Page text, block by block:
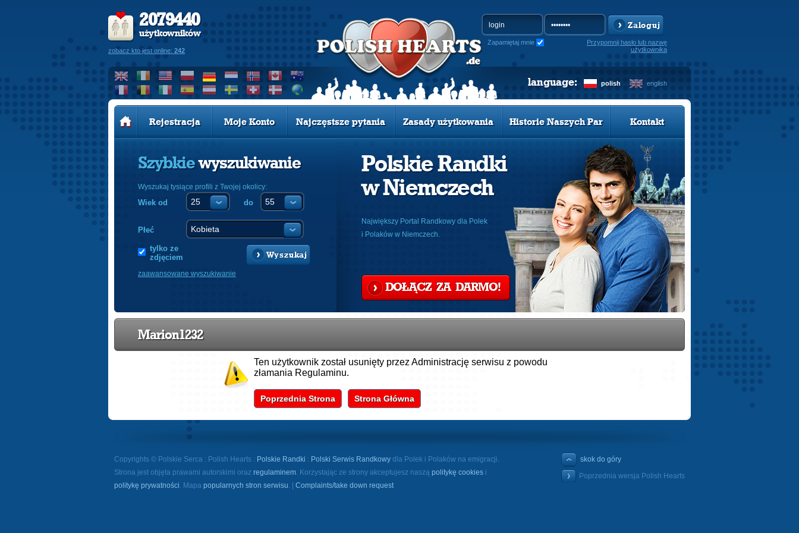
2079440
użytkowników
zobacz kto jest online: 242
Zaloguj
Zapamiętaj mnie
Przypomnij hasło lub nazwę
użytkownika
polish english
language:
Rejestracja Moje Konto Najczęstsze pytania Zasady użytkowania Historie Naszych Par Kontakt
Szybkiewyszukiwanie
Wyszukaj tysiące profili z Twojej okolicy:
Wiek od do
Płeć
tylko ze
zdjęciem
Wyszukaj
zaawansowane wyszukiwanie
Polskie Randki
w Niemczech
Największy Portal Randkowy dla Polek
i Polaków w Niemczech.
DOŁĄCZ ZA DARMO!
Marion1232
Ten użytkownik został usunięty przez Administrację serwisu z powodu
złamania Regulaminu.
Poprzednia Strona Strona Główna
Copyrights © Polskie Serca : Polish Hearts : Polskie Randki : Polski Serwis Randkowy dla Polek i Polaków na emigracji.
Strona jest objęta prawami autorskimi oraz regulaminem. Korzystając ze strony akceptujesz naszą politykę cookies i
politykę prywatności. Mapa popularnych stron serwisu. | Complaints/take down request
skok do góry
Poprzednia wersja Polish Hearts